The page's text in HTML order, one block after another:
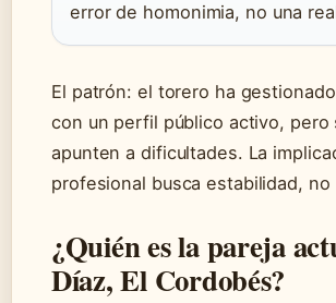
error de homonimia, no una
El patrón: el torero ha
con un perfil público activo,
apunten a dificultades. La
profesional busca estabilidad, no
¿Quién es la pareja
Díaz, El Cordobés?